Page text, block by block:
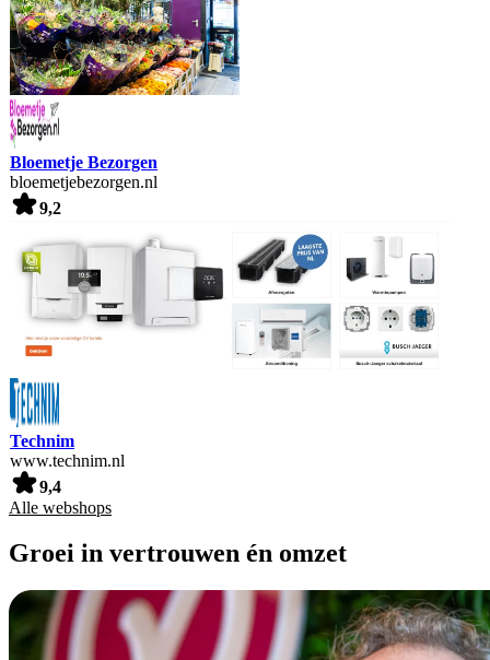
Bloemetje Bezorgen
bloemetjebezorgen.nl
9,2
Technim
www.technim.nl
9,4
Alle webshops
Groei in vertrouwen én omzet